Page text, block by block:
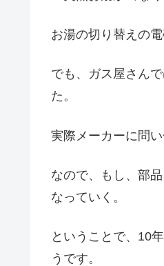
お湯の切り替えの
でも、ガス屋さん
た。
実際メーカーに問
なので、もし、部
なっていく。
ということで、10
うです。